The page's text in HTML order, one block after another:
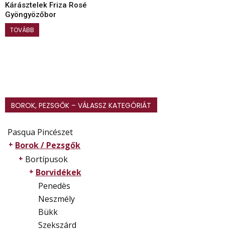
Kárásztelek Friza Rosé
Gyöngyözőbor
TOVÁBB
BOROK, PEZSGŐK – VÁLASSZ KATEGÓRIÁT
Pasqua Pincészet
Borok / Pezsgők
Bortípusok
Borvidékek
Penedès
Neszmély
Bükk
Szekszárd